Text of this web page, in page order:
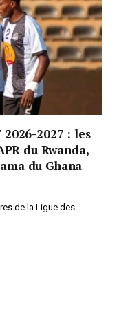
2026-2027 : les
du Rwanda,
du Ghana
de la Ligue des